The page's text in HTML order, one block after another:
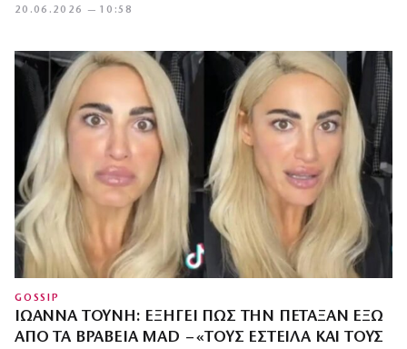
20.06.2026 — 10:58
GOSSIP
ΙΩΆΝΝΑ ΤΟΎΝΗ: ΕΞΗΓΕΊ ΠΏΣ ΤΗΝ ΠΈΤΑΞΑΝ ΈΞΩ
ΑΠΌ ΤΑ ΒΡΑΒΕΊΑ MAD – «ΤΟΥΣ ΈΣΤΕΙΛΑ ΚΑΙ ΤΟΥΣ